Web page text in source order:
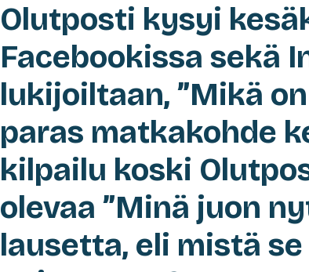
Olutposti kysyi
Facebookissa sekä
lukijoiltaan, ”Mikä
paras matkakohde
kilpailu koski
olevaa ”Minä juon
lausetta, eli mistä